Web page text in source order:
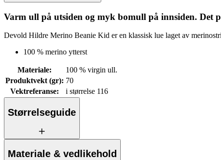
Varm ull på utsiden og myk bomull på innsiden. Det
Devold Hildre Merino Beanie Kid er en klassisk lue laget av
100 % merino ytterst
Materiale:
100 % virgin ull.
Produktvekt (gr): 70
Vektreferanse: i størrelse 116
Størrelseguide
Materiale & vedlikehold